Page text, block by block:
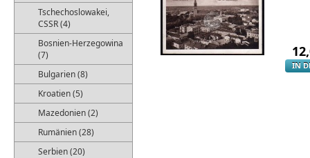
Tschechoslowakei,
CSSR (4)
Bosnien-Herzegowina
(7)
Bulgarien (8)
Kroatien (5)
Mazedonien (2)
Rumänien (28)
Serbien (20)
IN